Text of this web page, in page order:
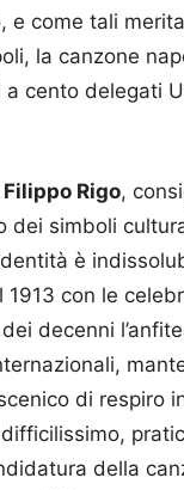
e come tali
la canzone
a cento delegati
Filippo Rigo,
dei simboli
è
1913 con le
decenni
di respiro
della